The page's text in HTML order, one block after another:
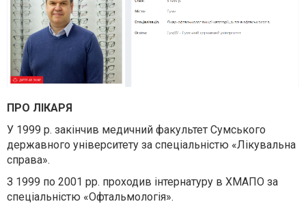
ПРО ЛІКАРЯ
У 1999 р. закінчив медичний факультет Сумського
державного університету за спеціальністю «Лікувальна
справа».
З 1999 по 2001 рр. проходив інтернатуру в ХМАПО за
спеціальністю «Офтальмологія».